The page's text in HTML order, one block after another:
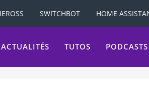
SWITCHBOT HOME
ACTUALITÉS TUTOS PODCASTS